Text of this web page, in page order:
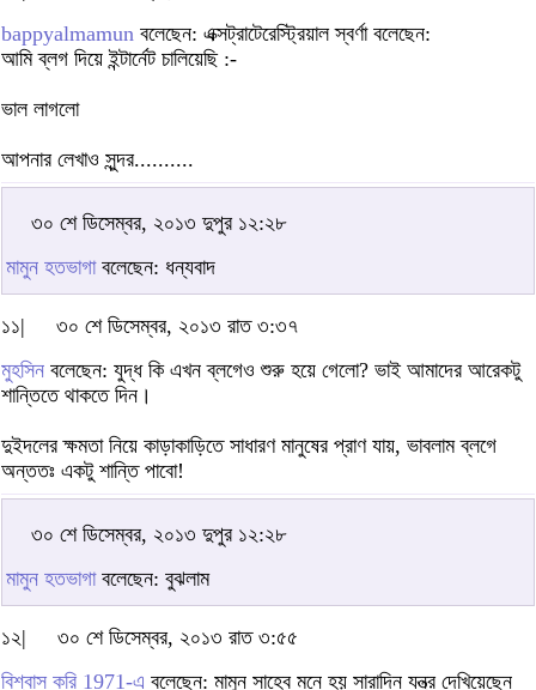
bappyalmamun বলেছেন: এক্সট্রাটেরেস্ট্রিয়াল স্বর্ণা বলেছেন:
আমি ব্লগ দিয়ে ইন্টার্নেট চালিয়েছি :-
ভাল লাগলো
আপনার লেখাও সুন্দর..........
৩০ শে ডিসেম্বর, ২০১৩ দুপুর ১২:২৮
মামুন হতভাগাবলেছেন: ধন্যবাদ
১১|
৩০ শে ডিসেম্বর, ২০১৩ রাত ৩:৩৭
মুহসিন বলেছেন: যুদ্ধ কি এখন ব্লগেও শুরু হয়ে গেলো? ভাই আমাদের আরেকটু
শান্তিতে থাকতে দিন।
দুইদলের ক্ষমতা নিয়ে কাড়াকাড়িতে সাধারণ মানুষের প্রাণ যায়, ভাবলাম ব্লগে
অন্ততঃ একটু শান্তি পাবো!
৩০ শে ডিসেম্বর, ২০১৩ দুপুর ১২:২৮
মামুন হতভাগাবলেছেন: বুঝলাম
১২|
৩০ শে ডিসেম্বর, ২০১৩ রাত ৩:৫৫
বিশ্বাস করি 1971-এ বলেছেন: মামুন সাহেব মনে হয় সারাদিন যন্ত্র দেখিয়েছেন